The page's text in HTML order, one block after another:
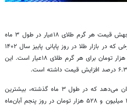
۱۴۶ هزار تومان، عددی است که جهش قیمت هر گرم طلای ۱۸عیار در طول ۳ ماه
گذشته را نشان می‌دهد. آخرین نرخی که در بازار طلا در روز پایانی پاییز سال ۱۴۰۲
ثبت شد، قیمت ۲ میلیون و ۴۶۳ هزار تومان برای هر گرم طلای ۱۸عیار است. این
بررسی نمودار قیمتی بازار طلا نشان می‌دهد که در طول ۳ ماه گذشته، بیشترین
عددی که در این بازار ثبت شده، ۲ میلیون و ۵۲۸ هزار تومان در روز پنجم آبان‌ماه